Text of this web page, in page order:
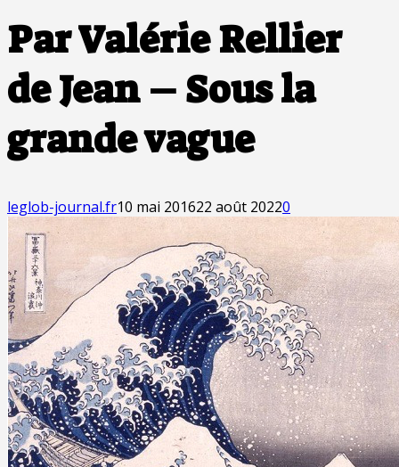
Par Valérie Rellier
de Jean – Sous la
grande vague
leglob-journal.fr10 mai 201622 août 20220